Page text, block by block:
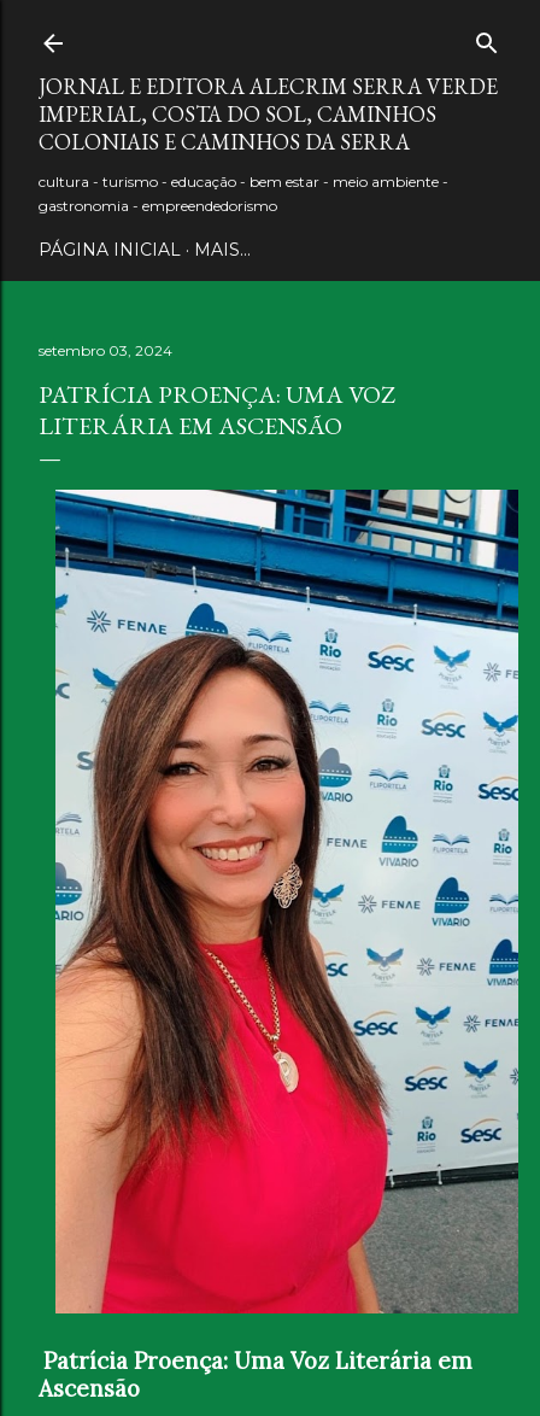
JORNAL E EDITORA ALECRIM SERRA VERDE
IMPERIAL, COSTA DO SOL, CAMINHOS
COLONIAIS E CAMINHOS DA SERRA
cultura - turismo - educação - bem estar - meio ambiente -
gastronomia - empreendedorismo
PÁGINA INICIAL MAIS…
setembro 03, 2024
PATRÍCIA PROENÇA: UMA VOZ
LITERÁRIA EM ASCENSÃO
Patrícia Proença: Uma Voz Literária em
Ascensão